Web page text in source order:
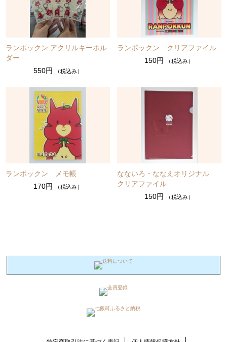
ランポックン アクリルキーホル
ダー
550円
（税込み）
ランポックン クリアファイル
150円
（税込み）
ランポックン メモ帳
170円
（税込み）
なないろ・ななえオリジナル
クリアファイル
150円
（税込み）